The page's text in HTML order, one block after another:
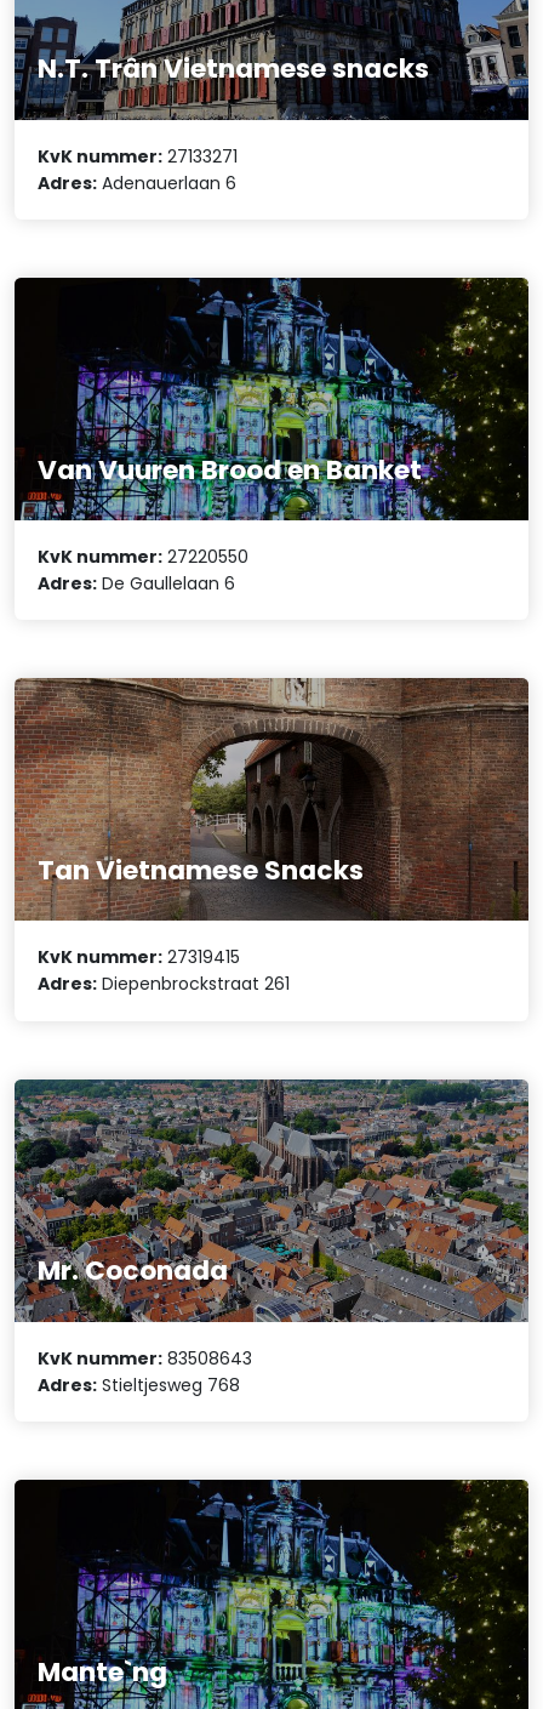
N.T. Trân Vietnamese snacks
KvK nummer: 27133271
Adres: Adenauerlaan 6
Van Vuuren Brood en Banket
KvK nummer: 27220550
Adres: De Gaullelaan 6
Tan Vietnamese Snacks
KvK nummer: 27319415
Adres: Diepenbrockstraat 261
Mr. Coconada
KvK nummer: 83508643
Adres: Stieltjesweg 768
Mante`ng